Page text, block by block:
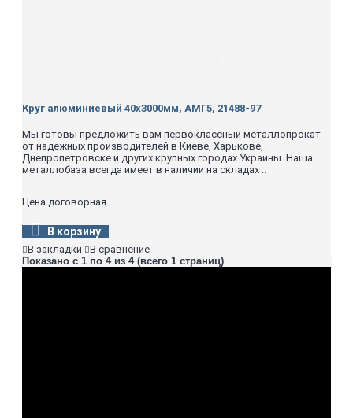
Круг алюминиевый 40х3000мм, АМГ5, 21488-97
Мы готовы предложить вам первоклассный металлопрокат
от надежных производителей в Киеве, Харькове,
Днепропетровске и других крупных городах Украины. Наша
металлобаза всегда имеет в наличии на складах ..
Цена договорная
В корзину
В закладки
В сравнение
Показано с 1 по 4 из 4 (всего 1 страниц)